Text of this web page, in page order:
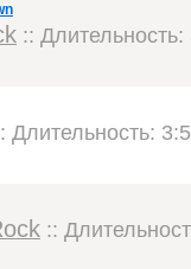
::
Длительность:
::